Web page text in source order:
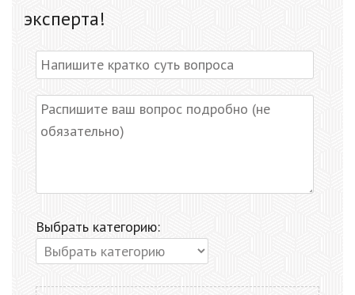
эксперта!
Выбрать категорию: